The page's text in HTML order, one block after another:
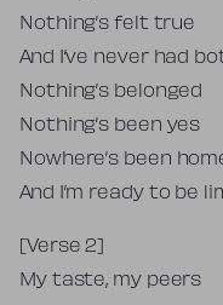
Nothing’s felt true
And I’ve never had
Nothing’s belonged
Nothing’s been yes
Nowhere’s been
And I’m ready to be
[Verse 2]
My taste, my peers